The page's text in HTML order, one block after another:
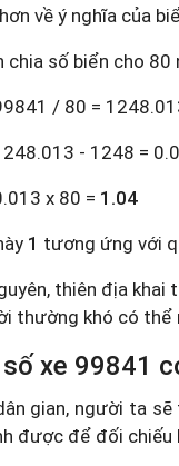
về ý nghĩa của
số biển cho 80
/ 80 =
- 1248 =
x 80 = 1.04
1 tương ứng với
thiên địa
thường khó có thể
số xe 99841
gian, người ta
được để đối chiếu